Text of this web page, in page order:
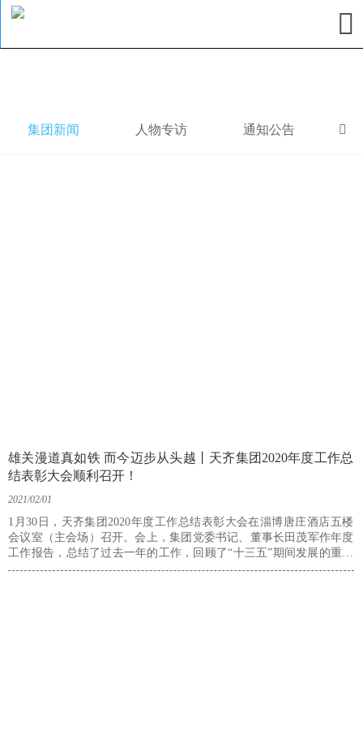

集团新闻 人物专访 通知公告 
雄关漫道真如铁 而今迈步从头越丨天齐集团2020年度工作总
结表彰大会顺利召开！
2021/02/01
1月30日，天齐集团2020年度工作总结表彰大会在淄博唐庄酒店五楼
会议室（主会场）召开。会上，集团党委书记、董事长田茂军作年度
工作报告，总结了过去一年的工作，回顾了“十三五”期间发展的重要
举措和成果，阐明了“十四五”战略发展规划的意义，明确了2021年的